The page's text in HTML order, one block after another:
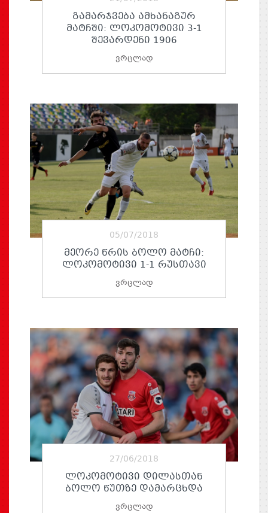
ᲒᲐᲛᲐᲠᲯᲕᲔᲑᲐ ᲐᲛᲮᲐᲜᲐᲒᲣᲠ
ᲛᲐᲢᲩᲨᲘ: ᲚᲝᲙᲝᲛᲝᲢᲘᲕᲘ 3-1
ᲨᲔᲕᲐᲠᲓᲔᲜᲘ 1906
ვრცლად
05/07/2018
ᲛᲔᲝᲠᲔ ᲬᲠᲘᲡ ᲑᲝᲚᲝ ᲛᲐᲢᲩᲘ:
ᲚᲝᲙᲝᲛᲝᲢᲘᲕᲘ 1-1 ᲠᲣᲡᲗᲐᲕᲘ
ვრცლად
27/06/2018
ᲚᲝᲙᲝᲛᲝᲢᲘᲕᲘ ᲓᲘᲚᲐᲡᲗᲐᲜ
ᲑᲝᲚᲝ ᲬᲣᲗᲖᲔ ᲓᲐᲛᲐᲠᲪᲮᲓᲐ
ვრცლად